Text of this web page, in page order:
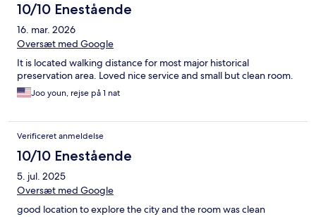
10/10 Enestående
16. mar. 2026
Oversæt med Google
It is located walking distance for most major historical
preservation area. Loved nice service and small but clean room.
Joo youn, rejse på 1 nat
Verificeret anmeldelse
10/10 Enestående
5. jul. 2025
Oversæt med Google
good location to explore the city and the room was clean